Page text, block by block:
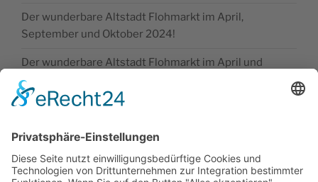
Der wunderbare Altstadt Flohmarkt im April,
September und Oktober 2024!
Der wunderbare Altstadt Flohmarkt im April und
Oktober 2024!
SONSTIGE
Kontakt